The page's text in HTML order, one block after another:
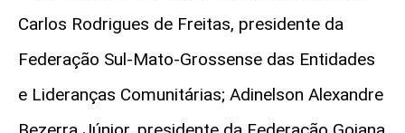
Carlos Rodrigues de Freitas, presidente da
Federação Sul-Mato-Grossense das Entidades
e Lideranças Comunitárias; Adinelson Alexandre